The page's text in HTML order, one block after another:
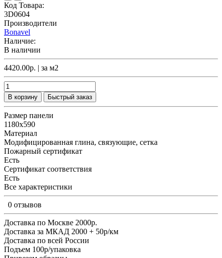
Код Товара:
3D0604
Производители
Bonavel
Наличие:
В наличии
4420.00р. | за м2
В корзину Быстрый заказ
Размер панели
1180х590
Материал
Модифицированная глина, связующие, сетка
Пожарный сертификат
Есть
Сертификат соответствия
Есть
Все характеристики
0 отзывов
Доставка по Москве 2000р.
Доставка за МКАД 2000 + 50р/км
Доставка по всей России
Подъем 100р/упаковка